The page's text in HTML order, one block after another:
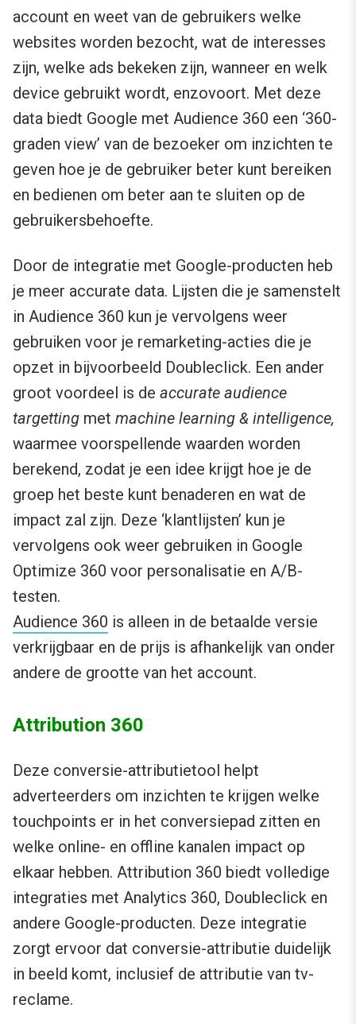
account en weet van de gebruikers welke
websites worden bezocht, wat de interesses
zijn, welke ads bekeken zijn, wanneer en welk
device gebruikt wordt, enzovoort. Met deze
data biedt Google met Audience 360 een ‘360-
graden view’ van de bezoeker om inzichten te
geven hoe je de gebruiker beter kunt bereiken
en bedienen om beter aan te sluiten op de
gebruikersbehoefte.
Door de integratie met Google-producten heb
je meer accurate data. Lijsten die je samenstelt
in Audience 360 kun je vervolgens weer
gebruiken voor je remarketing-acties die je
opzet in bijvoorbeeld Doubleclick. Een ander
groot voordeel is de accurate audience
targetting met machine learning & intelligence,
waarmee voorspellende waarden worden
berekend, zodat je een idee krijgt hoe je de
groep het beste kunt benaderen en wat de
impact zal zijn. Deze ‘klantlijsten’ kun je
vervolgens ook weer gebruiken in Google
Optimize 360 voor personalisatie en A/B-
testen.
Audience 360 is alleen in de betaalde versie
verkrijgbaar en de prijs is afhankelijk van onder
andere de grootte van het account.
Attribution 360
Deze conversie-attributietool helpt
adverteerders om inzichten te krijgen welke
touchpoints er in het conversiepad zitten en
welke online- en offline kanalen impact op
elkaar hebben. Attribution 360 biedt volledige
integraties met Analytics 360, Doubleclick en
andere Google-producten. Deze integratie
zorgt ervoor dat conversie-attributie duidelijk
in beeld komt, inclusief de attributie van tv-
reclame.